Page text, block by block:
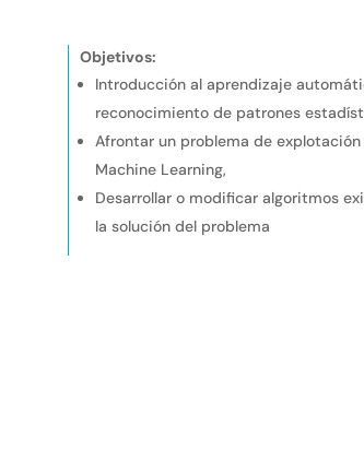
Objetivos:
Introducción al aprendizaje
reconocimiento de patrones
Afrontar un problema de
Machine Learning,
Desarrollar o modificar algoritmos
la solución del problema